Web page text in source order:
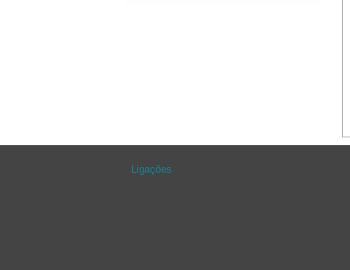
Ligações